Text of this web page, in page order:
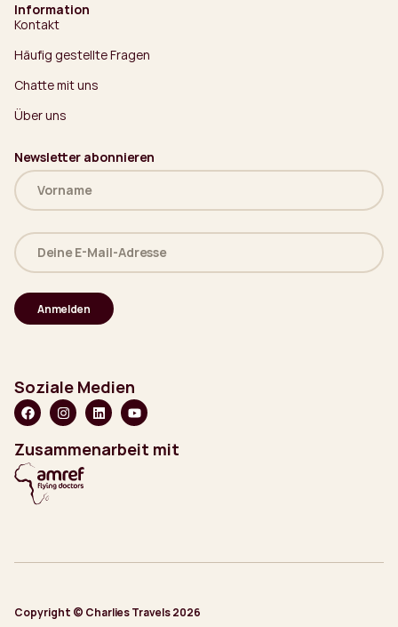
Information
Kontakt
Häufig gestellte Fragen
Chatte mit uns
Über uns
Newsletter abonnieren
Name
(erforderlich)
Deine
E-
Mail-
(erforderlich)
Soziale Medien
Zusammenarbeit mit
Copyright © Charlies Travels 2026